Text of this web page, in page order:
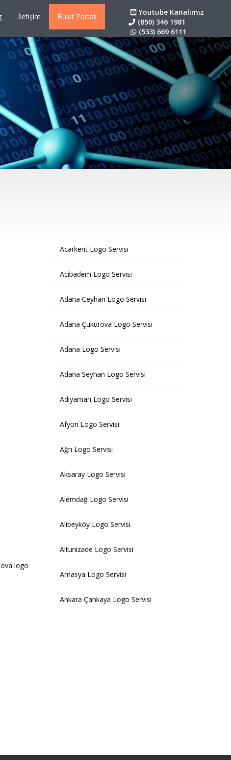
İletişim Bulut Portalı
Youtube Kanalımız
(850) 346 1981
(533) 669 6111
logo
Acarkent Logo Servisi
Acıbadem Logo Servisi
Adana Ceyhan Logo Servisi
Adana Çukurova Logo Servisi
Adana Logo Servisi
Adana Seyhan Logo Servisi
Adıyaman Logo Servisi
Afyon Logo Servisi
Ağrı Logo Servisi
Aksaray Logo Servisi
Alemdağ Logo Servisi
Alibeyköy Logo Servisi
Altunizade Logo Servisi
Amasya Logo Servisi
Ankara Çankaya Logo Servisi